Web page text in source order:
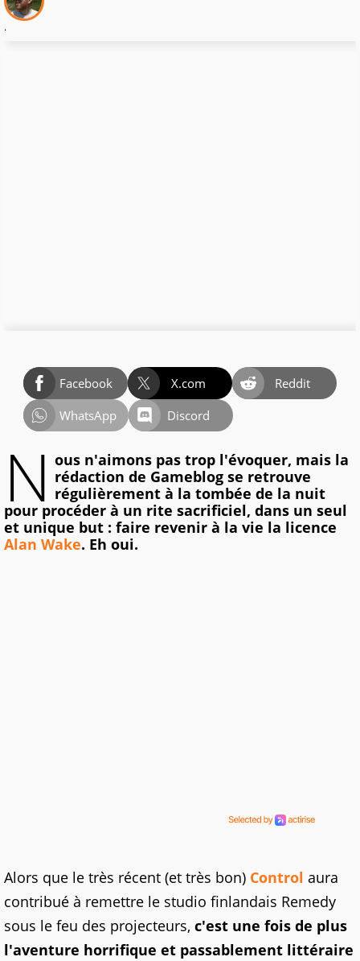
.
Facebook X.com
Reddit
WhatsApp
Discord
N ous n'aimons pas trop l'évoquer, mais la
rédaction de Gameblog se retrouve
régulièrement à la tombée de la nuit
pour procéder à un rite sacrificiel, dans un seul
et unique but : faire revenir à la vie la licence
Alan Wake. Eh oui.
Alors que le très récent (et très bon) Control aura
contribué à remettre le studio finlandais Remedy
sous le feu des projecteurs, c'est une fois de plus
l'aventure horrifique et passablement littéraire